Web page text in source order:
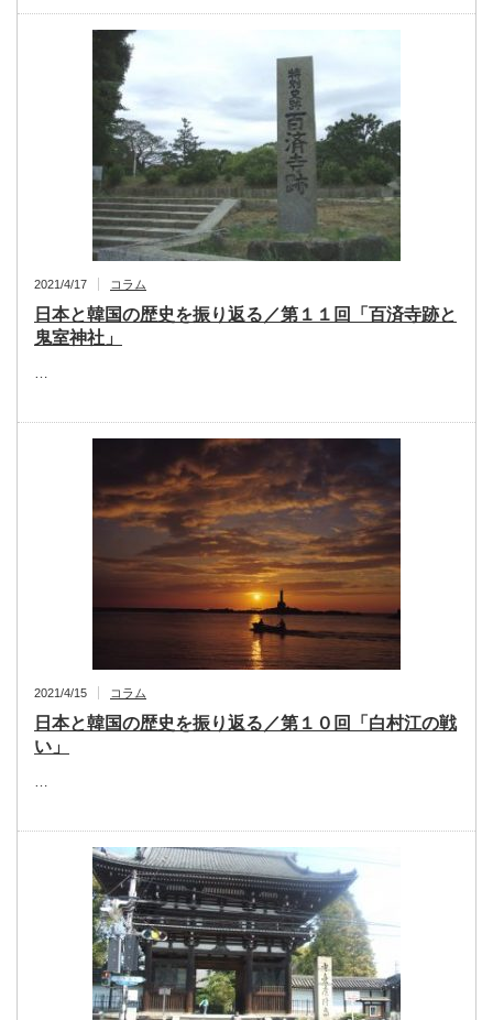
2021/4/17 コラム
日本と韓国の歴史を振り返る／第１１回「百済寺跡と
鬼室神社」
…
2021/4/15 コラム
日本と韓国の歴史を振り返る／第１０回「白村江の戦
い」
…